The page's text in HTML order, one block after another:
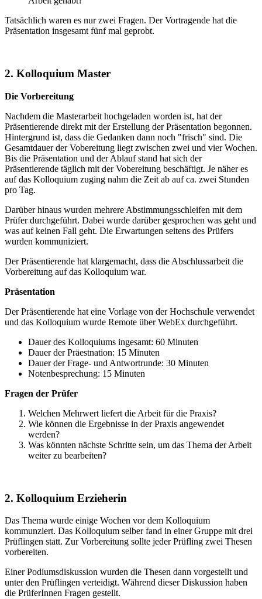
Tatsächlich waren es nur zwei Fragen. Der Vortragende hat die
Präsentation insgesamt fünf mal geprobt.
2. Kolloquium Master
Die Vorbereitung
Nachdem die Masterarbeit hochgeladen worden ist, hat der
Präsentierende direkt mit der Erstellung der Präsentation begonnen.
Hintergrund ist, dass die Gedanken dann noch "frisch" sind. Die
Gesamtdauer der Vobereitung liegt zwischen zwei und vier Wochen.
Bis die Präsentation und der Ablauf stand hat sich der
Präsentierende täglich mit der Vobereitung beschäftigt. Je näher es
auf das Kolloquium zuging nahm die Zeit ab auf ca. zwei Stunden
pro Tag.
Darüber hinaus wurden mehrere Abstimmungsschleifen mit dem
Prüfer durchgeführt. Dabei wurde darüber gesprochen was geht und
was auf keinen Fall geht. Die Erwartungen seitens des Prüfers
wurden kommuniziert.
Der Präsentierende hat klargemacht, dass die Abschlussarbeit die
Vorbereitung auf das Kolloquium war.
Präsentation
Der Präsentierende hat eine Vorlage von der Hochschule verwendet
und das Kolloquium wurde Remote über WebEx durchgeführt.
Dauer des Kolloquiums ingesamt: 60 Minuten
Dauer der Präestnation: 15 Minuten
Dauer der Frage- und Antwortrunde: 30 Minuten
Notenbesprechung: 15 Minuten
Fragen der Prüfer
Welchen Mehrwert liefert die Arbeit für die Praxis?
Wie können die Ergebnisse in der Praxis angewendet
werden?
Was könnten nächste Schritte sein, um das Thema der Arbeit
weiter zu bearbeiten?
2. Kolloquium Erzieherin
Das Thema wurde einige Wochen vor dem Kolloquium
kommunziert. Das Kolloquium selber fand in einer Gruppe mit drei
Prüflingen statt. Zur Vorbereitung sollte jeder Prüfling zwei Thesen
vorbereiten.
Einer Podiumsdiskussion wurden die Thesen dann vorgestellt und
unter den Prüflingen verteidigt. Während dieser Diskussion haben
die PrüferInnen Fragen gestellt.